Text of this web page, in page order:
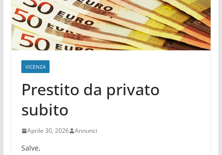
VICENZA
Prestito da privato
subito
Aprile 30, 2026 Annunci
Salve,